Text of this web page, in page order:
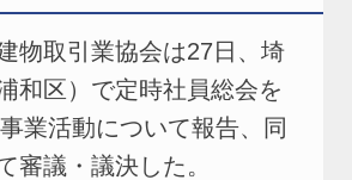
物取引業協会は27日、埼
和区）で定時社員総会を
業活動について報告、同
審議・議決した。